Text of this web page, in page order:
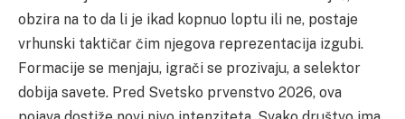
obzira na to da li je ikad kopnuo loptu ili ne, postaje
vrhunski taktičar čim njegova reprezentacija izgubi.
Formacije se menjaju, igrači se prozivaju, a selektor
dobija savete. Pred Svetsko prvenstvo 2026, ova